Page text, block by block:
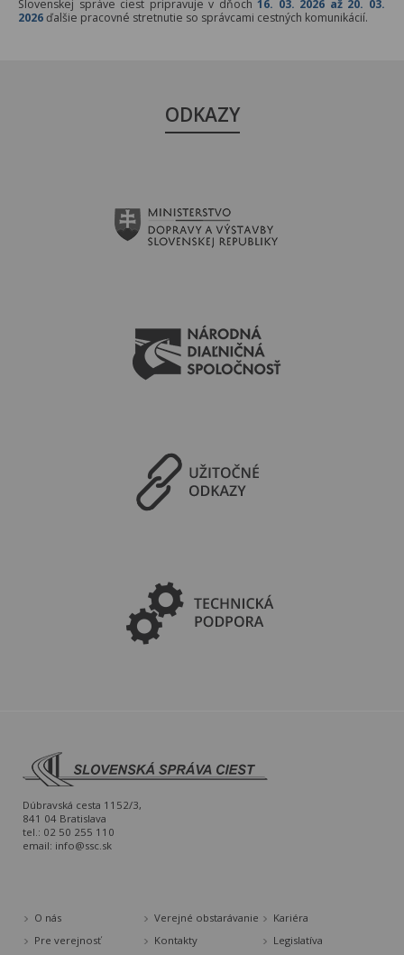
Slovenskej správe ciest pripravuje v dňoch16. 03. 2026 až 20. 03.
2026ďalšie pracovné stretnutie so správcami cestných komunikácií.
ODKAZY
Dúbravská cesta 1152/3,
841 04 Bratislava
tel.: 02 50 255 110
email: info@ssc.sk
O nás Verejné obstarávanie
Kariéra
Pre verejnosť
Kontakty Legislatíva